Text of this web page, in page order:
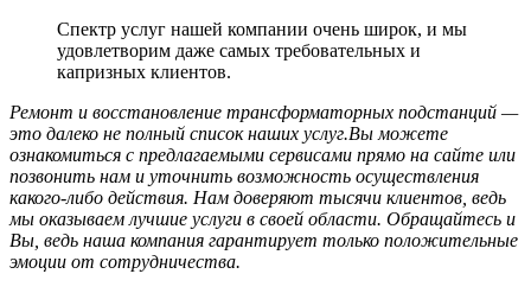
Спектр услуг нашей компании очень широк, и мы
удовлетворим даже самых требовательных и
капризных клиентов.
Ремонт и восстановление трансформаторных подстанций —
это далеко не полный список наших услуг.Вы можете
ознакомиться с предлагаемыми сервисами прямо на сайте или
позвонить нам и уточнить возможность осуществления
какого-либо действия. Нам доверяют тысячи клиентов, ведь
мы оказываем лучшие услуги в своей области. Обращайтесь и
Вы, ведь наша компания гарантирует только положительные
эмоции от сотрудничества.